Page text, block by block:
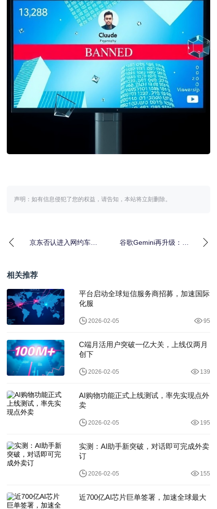
声明：如有信息侵犯了您的权益，请告知，本站将立刻删除。
京东否认进入网约车领
谷歌Gemini再升级：输
相关推荐
平台启动全球短信服务商招募，加速国际
化服
2026-02-05 95
C端月活用户突破一亿大关，上线仅两月
创下
2026-02-05 139
AI购物功能正式上线测试，率先实现点外
卖
2026-02-05 195
实测：AI助手新突破，对话即可完成外卖
订
2026-02-05 155
近700亿AI芯片巨单签署，加速全球最大